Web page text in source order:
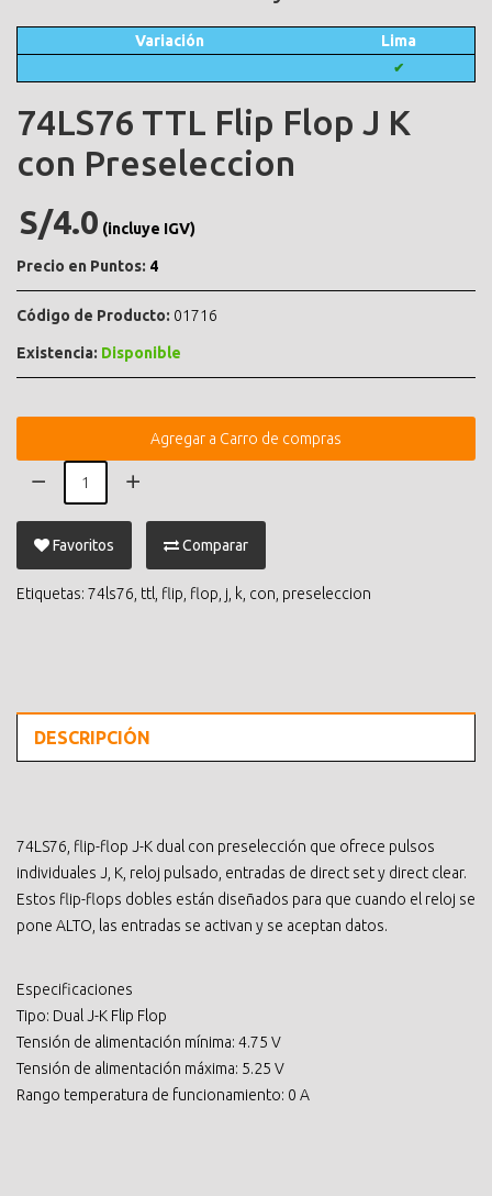
Variación Lima
✔
74LS76 TTL Flip Flop J K
con Preseleccion
S/4.0 (incluye IGV)
Precio en Puntos: 4
Código de Producto: 01716
Existencia: Disponible
Agregar a Carro de compras
Favoritos Comparar
Etiquetas: 74ls76 ttl flip flop j k con preseleccion
DESCRIPCIÓN
74LS76, flip-flop J-K dual con preselección que ofrece pulsos
individuales J, K, reloj pulsado, entradas de direct set y direct clear.
Estos flip-flops dobles están diseñados para que cuando el reloj se
pone ALTO, las entradas se activan y se aceptan datos.
Especificaciones
Tipo: Dual J-K Flip Flop
Tensión de alimentación mínima: 4.75 V
Tensión de alimentación máxima: 5.25 V
Rango temperatura de funcionamiento: 0 A